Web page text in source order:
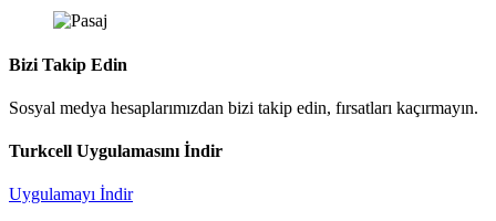
Bizi Takip Edin
Sosyal medya hesaplarımızdan bizi takip edin, fırsatları kaçırmayın.
Turkcell Uygulamasını İndir
Uygulamayı İndir